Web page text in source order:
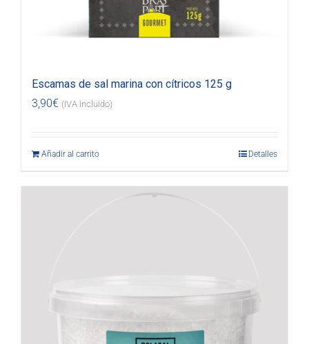
Escamas de sal marina con cítricos 125 g
3,90€ (IVA incluido)
Añadir al carrito Detalles